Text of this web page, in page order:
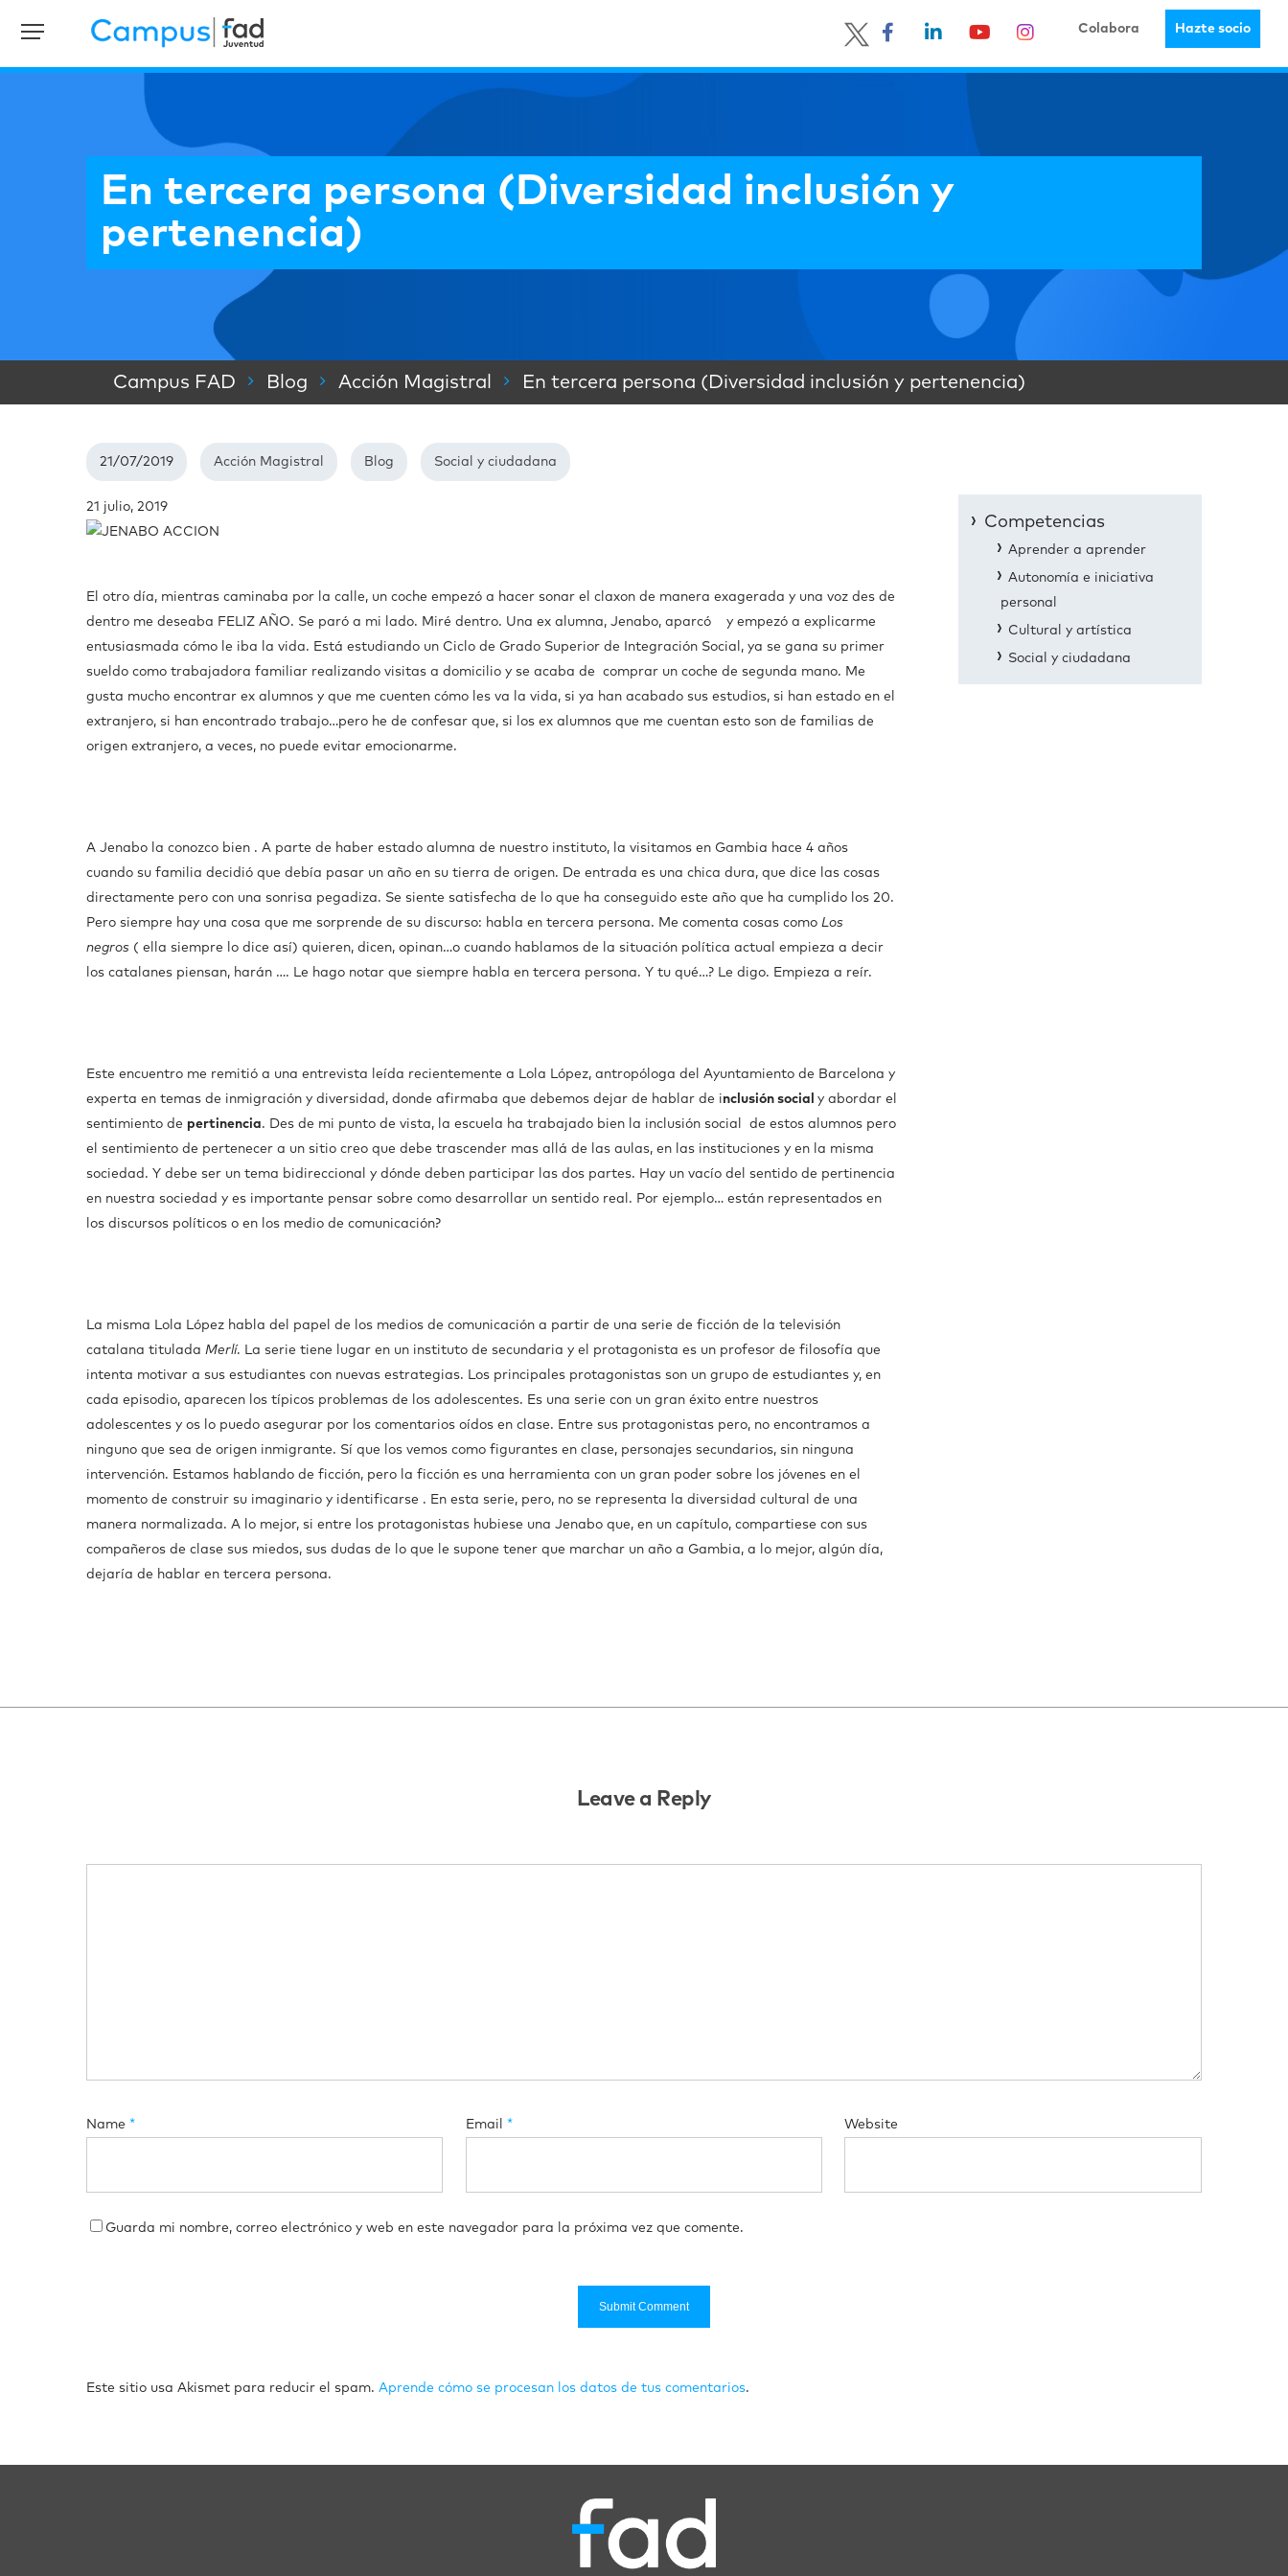
Colabora Hazte socio
En tercera persona (Diversidad inclusión y
pertenencia)
Campus FAD Blog Acción Magistral En tercera persona (Diversidad inclusión y pertenencia)
21/07/2019 Acción Magistral Blog Social y ciudadana
21 julio, 2019
El otro día, mientras caminaba por la calle, un coche empezó a hacer sonar el claxon de manera exagerada y una voz des de
dentro me deseaba FELIZ AÑO. Se paró a mi lado. Miré dentro. Una ex alumna, Jenabo, aparcó y empezó a explicarme
entusiasmada cómo le iba la vida. Está estudiando un Ciclo de Grado Superior de Integración Social, ya se gana su primer
sueldo como trabajadora familiar realizando visitas a domicilio y se acaba de comprar un coche de segunda mano. Me
gusta mucho encontrar ex alumnos y que me cuenten cómo les va la vida, si ya han acabado sus estudios, si han estado en el
extranjero, si han encontrado trabajo…pero he de confesar que, si los ex alumnos que me cuentan esto son de familias de
origen extranjero, a veces, no puede evitar emocionarme.
A Jenabo la conozco bien . A parte de haber estado alumna de nuestro instituto, la visitamos en Gambia hace 4 años
cuando su familia decidió que debía pasar un año en su tierra de origen. De entrada es una chica dura, que dice las cosas
directamente pero con una sonrisa pegadiza. Se siente satisfecha de lo que ha conseguido este año que ha cumplido los 20.
Pero siempre hay una cosa que me sorprende de su discurso: habla en tercera persona. Me comenta cosas como Los
negros ( ella siempre lo dice así) quieren, dicen, opinan…o cuando hablamos de la situación política actual empieza a decir
los catalanes piensan, harán …. Le hago notar que siempre habla en tercera persona. Y tu qué…? Le digo. Empieza a reír.
Este encuentro me remitió a una entrevista leída recientemente a Lola López, antropóloga del Ayuntamiento de Barcelona y
experta en temas de inmigración y diversidad, donde afirmaba que debemos dejar de hablar de inclusión social y abordar el
sentimiento de pertinencia. Des de mi punto de vista, la escuela ha trabajado bien la inclusión social de estos alumnos pero
el sentimiento de pertenecer a un sitio creo que debe trascender mas allá de las aulas, en las instituciones y en la misma
sociedad. Y debe ser un tema bidireccional y dónde deben participar las dos partes. Hay un vacío del sentido de pertinencia
en nuestra sociedad y es importante pensar sobre como desarrollar un sentido real. Por ejemplo… están representados en
los discursos políticos o en los medio de comunicación?
La misma Lola López habla del papel de los medios de comunicación a partir de una serie de ficción de la televisión
catalana titulada Merlí. La serie tiene lugar en un instituto de secundaria y el protagonista es un profesor de filosofía que
intenta motivar a sus estudiantes con nuevas estrategias. Los principales protagonistas son un grupo de estudiantes y, en
cada episodio, aparecen los típicos problemas de los adolescentes. Es una serie con un gran éxito entre nuestros
adolescentes y os lo puedo asegurar por los comentarios oídos en clase. Entre sus protagonistas pero, no encontramos a
ninguno que sea de origen inmigrante. Sí que los vemos como figurantes en clase, personajes secundarios, sin ninguna
intervención. Estamos hablando de ficción, pero la ficción es una herramienta con un gran poder sobre los jóvenes en el
momento de construir su imaginario y identificarse . En esta serie, pero, no se representa la diversidad cultural de una
manera normalizada. A lo mejor, si entre los protagonistas hubiese una Jenabo que, en un capítulo, compartiese con sus
compañeros de clase sus miedos, sus dudas de lo que le supone tener que marchar un año a Gambia, a lo mejor, algún día,
dejaría de hablar en tercera persona.
Competencias
Aprender a aprender
Autonomía e iniciativa
personal
Cultural y artística
Social y ciudadana
Leave a Reply
Name * Email * Website
Guarda mi nombre, correo electrónico y web en este navegador para la próxima vez que comente.
Este sitio usa Akismet para reducir el spam. Aprende cómo se procesan los datos de tus comentarios.